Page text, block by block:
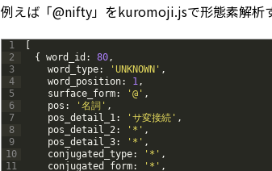
例えば「@nifty」をkuromoji.jsで形態素解析
1
2
3
4
5
6
7
8
9
10
11
[
{ word_id : 80,
word_type: 'UNKNOWN' ,
word_position: 1,
surface_form: '@' ,
pos : '名詞' ,
pos_detail_1: 'サ変接続' ,
pos_detail_2: '*' ,
pos_detail_3: '*' ,
conjugated_type: '*' ,
conjugated_form: '*' ,